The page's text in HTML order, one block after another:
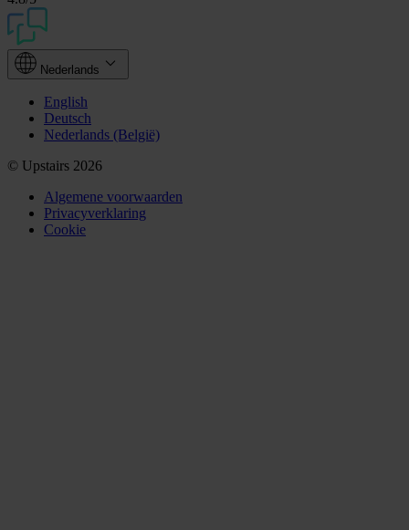
Nederlands
English
Deutsch
Nederlands (België)
© Upstairs 2026
Algemene voorwaarden
Privacyverklaring
Cookie